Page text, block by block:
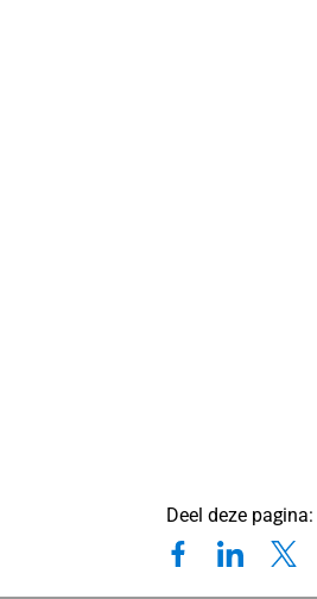
Deel deze pagina: